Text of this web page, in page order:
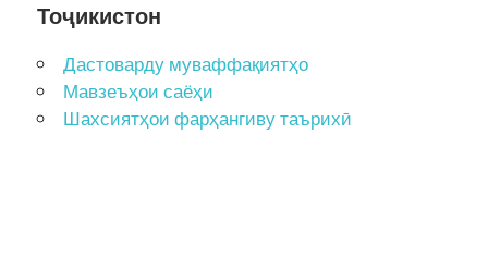
Тоҷикистон
Дастоварду муваффақиятҳо
Мавзеъҳои саёҳи
Шахсиятҳои фарҳангиву таърихӣ